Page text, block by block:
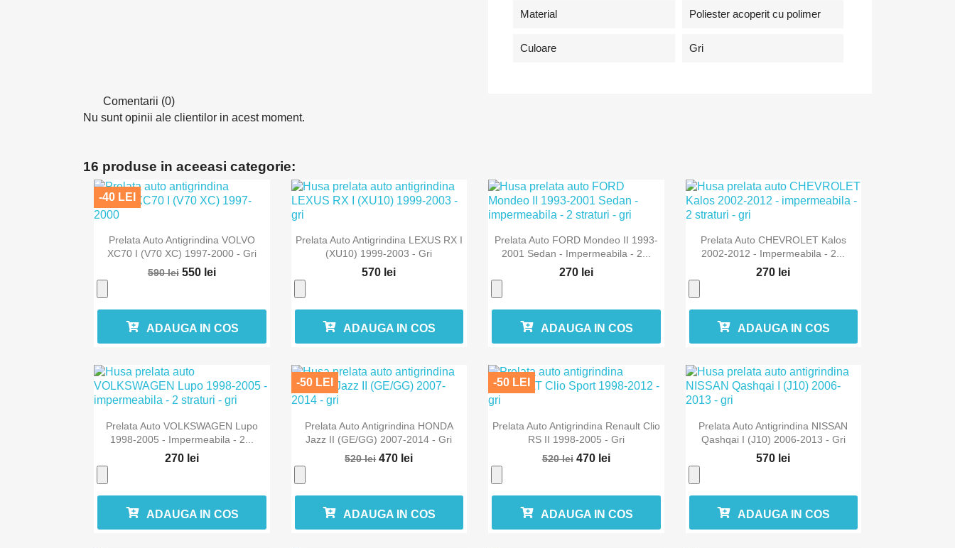
Material Poliester acoperit cu polimer
Culoare Gri
Comentarii (0)
Nu sunt opinii ale clientilor in acest moment.
16 produse in aceeasi categorie:
 Vizualizare rapida
Prelata Auto Antigrindina VOLVO
XC70 I (V70 XC) 1997-2000 - Gri
590 lei 550 lei
-40 LEI
ADAUGA IN COS
 Vizualizare rapida
Prelata Auto Antigrindina LEXUS RX I
(XU10) 1999-2003 - Gri
570 lei
ADAUGA IN COS
 Vizualizare rapida
Prelata Auto FORD Mondeo II 1993-
2001 Sedan - Impermeabila - 2...
270 lei
ADAUGA IN COS
 Vizualizare rapida
Prelata Auto CHEVROLET Kalos
2002-2012 - Impermeabila - 2...
270 lei
ADAUGA IN COS
 Vizualizare rapida
Prelata Auto VOLKSWAGEN Lupo
1998-2005 - Impermeabila - 2...
270 lei
ADAUGA IN COS
 Vizualizare rapida
Prelata Auto Antigrindina HONDA
Jazz II (GE/GG) 2007-2014 - Gri
520 lei 470 lei
-50 LEI
ADAUGA IN COS
 Vizualizare rapida
Prelata Auto Antigrindina Renault Clio
RS II 1998-2005 - Gri
520 lei 470 lei
-50 LEI
ADAUGA IN COS
 Vizualizare rapida
Prelata Auto Antigrindina NISSAN
Qashqai I (J10) 2006-2013 - Gri
570 lei
ADAUGA IN COS